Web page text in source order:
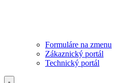
Formuláre na zmenu
Zákaznický portál
Technický portál